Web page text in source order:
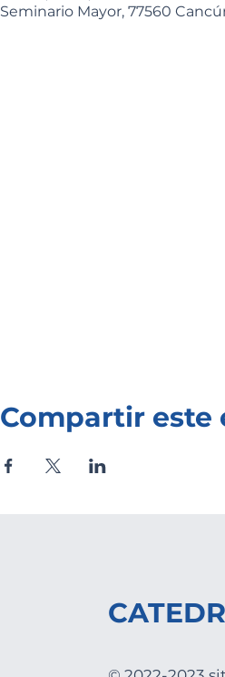
Seminario Mayor, 77560
Compartir este